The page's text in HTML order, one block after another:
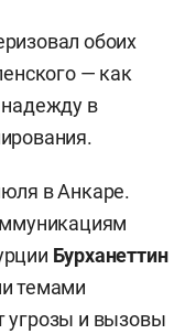
обоих
— как
в
в Анкаре.
Бурханеттин
темами
угрозы и вызовы